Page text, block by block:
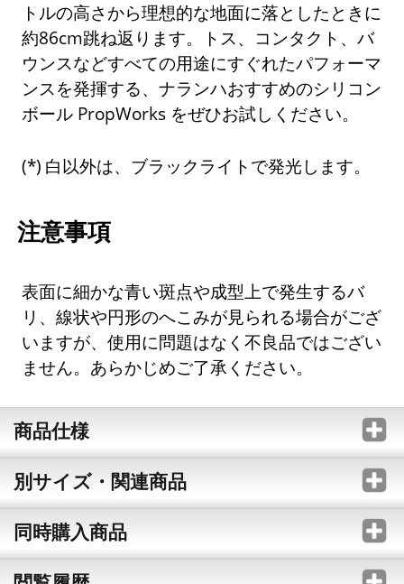
トルの高さから理想的な地面に落としたときに
約86cm跳ね返ります。トス、コンタクト、バ
ウンスなどすべての用途にすぐれたパフォーマ
ンスを発揮する、ナランハおすすめのシリコン
ボール PropWorks をぜひお試しください。
白以外は、ブラックライトで発光します。
注意事項
表面に細かな青い斑点や成型上で発生するバ
リ、線状や円形のへこみが見られる場合がござ
いますが、使用に問題はなく不良品ではござい
ません。あらかじめご了承ください。
商品仕様
別サイズ・関連商品
同時購入商品